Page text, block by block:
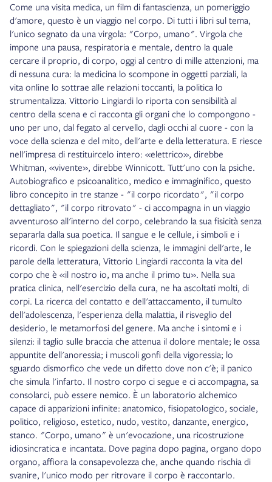
Come una visita medica, un film di fantascienza, un pomeriggio
d'amore, questo è un viaggio nel corpo. Di tutti i libri sul tema,
l'unico segnato da una virgola: "Corpo, umano". Virgola che
impone una pausa, respiratoria e mentale, dentro la quale
cercare il proprio, di corpo, oggi al centro di mille attenzioni, ma
di nessuna cura: la medicina lo scompone in oggetti parziali, la
vita online lo sottrae alle relazioni toccanti, la politica lo
strumentalizza. Vittorio Lingiardi lo riporta con sensibilità al
centro della scena e ci racconta gli organi che lo compongono -
uno per uno, dal fegato al cervello, dagli occhi al cuore - con la
voce della scienza e del mito, dell'arte e della letteratura. E riesce
nell'impresa di restituircelo intero: «elettrico», direbbe
Whitman, «vivente», direbbe Winnicott. Tutt'uno con la psiche.
Autobiografico e psicoanalitico, medico e immaginifico, questo
libro concepito in tre stanze - "il corpo ricordato", "il corpo
dettagliato", "il corpo ritrovato" - ci accompagna in un viaggio
avventuroso all'interno del corpo, celebrando la sua fisicità senza
separarla dalla sua poetica. Il sangue e le cellule, i simboli e i
ricordi. Con le spiegazioni della scienza, le immagini dell'arte, le
parole della letteratura, Vittorio Lingiardi racconta la vita del
corpo che è «il nostro io, ma anche il primo tu». Nella sua
pratica clinica, nell'esercizio della cura, ne ha ascoltati molti, di
corpi. La ricerca del contatto e dell'attaccamento, il tumulto
dell'adolescenza, l'esperienza della malattia, il risveglio del
desiderio, le metamorfosi del genere. Ma anche i sintomi e i
silenzi: il taglio sulle braccia che attenua il dolore mentale; le ossa
appuntite dell'anoressia; i muscoli gonfi della vigoressia; lo
sguardo dismorfico che vede un difetto dove non c'è; il panico
che simula l'infarto. Il nostro corpo ci segue e ci accompagna, sa
consolarci, può essere nemico. È un laboratorio alchemico
capace di apparizioni infinite: anatomico, fisiopatologico, sociale,
politico, religioso, estetico, nudo, vestito, danzante, energico,
stanco. "Corpo, umano" è un'evocazione, una ricostruzione
idiosincratica e incantata. Dove pagina dopo pagina, organo dopo
organo, affiora la consapevolezza che, anche quando rischia di
svanire, l'unico modo per ritrovare il corpo è raccontarlo.